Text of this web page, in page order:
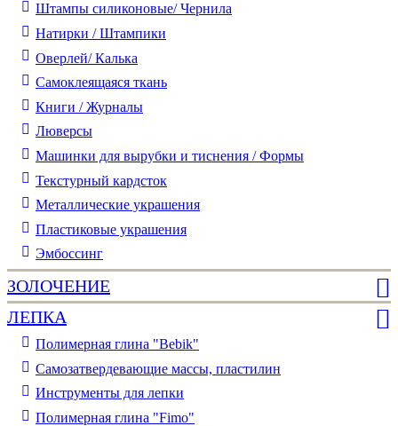
Штампы силиконовые/ Чернила
Натирки / Штампики
Оверлей/ Калька
Самоклеящаяся ткань
Книги / Журналы
Люверсы
Машинки для вырубки и тиснения / Формы
Текстурный кардсток
Металлические украшения
Пластиковые украшения
Эмбоссинг
ЗОЛОЧЕНИЕ
ЛЕПКА
Полимерная глина "Bebik"
Самозатвердевающие массы, пластилин
Инструменты для лепки
Полимерная глина "Fimo"